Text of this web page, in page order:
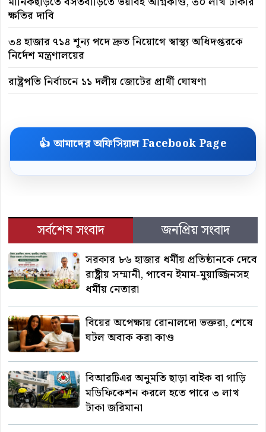
ক্ষতির দাবি
৩৪ হাজার ৭১৪ শূন্য পদে দ্রুত নিয়োগে স্বাস্থ্য অধিদপ্তরকে
নির্দেশ মন্ত্রণালয়ের
রাষ্ট্রপতি নির্বাচনে ১১ দলীয় জোটের প্রার্থী ঘোষণা
👍 আমাদের অফিসিয়াল Facebook Page
সর্বশেষ সংবাদ জনপ্রিয় সংবাদ
সরকার ৮৬ হাজার ধর্মীয় প্রতিষ্ঠানকে দেবে
রাষ্ট্রীয় সম্মানী, পাবেন ইমাম-মুয়াজ্জিনসহ
ধর্মীয় নেতারা
বিয়ের অপেক্ষায় রোনালদো ভক্তরা, শেষে
ঘটল অবাক করা কাণ্ড
বিআরটিএর অনুমতি ছাড়া বাইক বা গাড়ি
মডিফিকেশন করলে হতে পারে ৩ লাখ
টাকা জরিমানা